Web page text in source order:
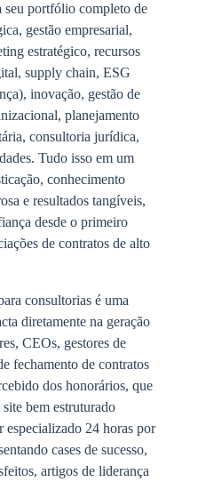
seu portfólio completo de
gestão empresarial,
estratégico, recursos
supply chain, ESG
inovação, gestão de
planejamento
consultoria jurídica,
Tudo isso em um
conhecimento
e resultados tangíveis,
desde o primeiro
de contratos de alto
consultorias é uma
diretamente na geração
CEOs, gestores de
fechamento de contratos
dos honorários, que
bem estruturado
24 horas por
cases de sucesso,
artigos de liderança